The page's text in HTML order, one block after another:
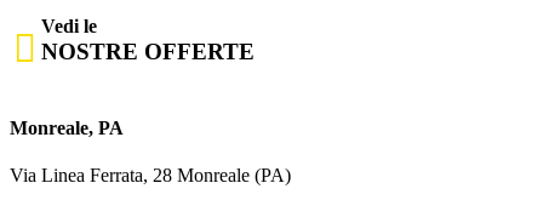

Vedi le
NOSTRE OFFERTE
Monreale, PA
Via Linea Ferrata, 28 Monreale (PA)